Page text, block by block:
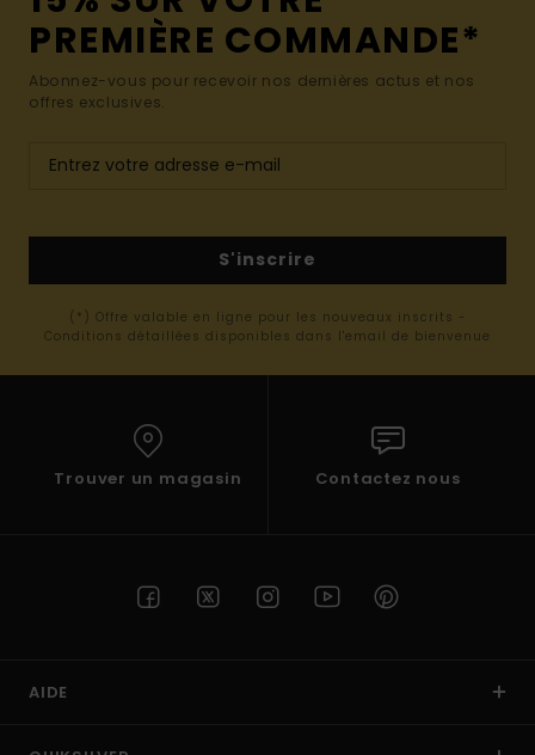
PREMIÈRE COMMANDE*
Abonnez-vous pour recevoir nos dernières actus et nos
offres exclusives.
S'inscrire
(*) Offre valable en ligne pour les nouveaux inscrits -
Conditions détaillées disponibles dans l'email de bienvenue
Trouver un magasin Contactez nous
AIDE